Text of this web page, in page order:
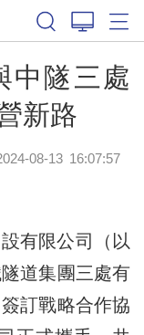
中隧三處
新路
08-13 16:07:57
有限公司（以
道集團三處有
訂戰略合作協